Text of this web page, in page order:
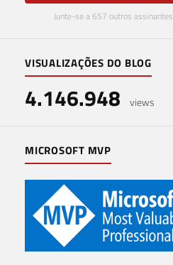
Junte-se a 657 outros assinantes
VISUALIZAÇÕES DO BLOG
4.146.948 views
MICROSOFT MVP